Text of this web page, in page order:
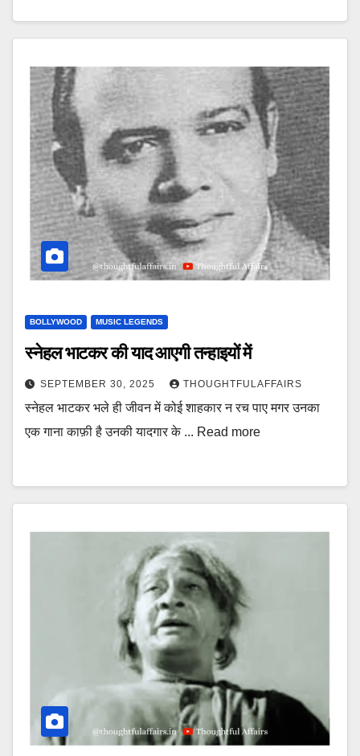
BOLLYWOOD MUSIC LEGENDS
स्नेहल भाटकर की याद आएगी तन्हाइयों में
SEPTEMBER 30, 2025 THOUGHTFULAFFAIRS
स्नेहल भाटकर भले ही जीवन में कोई शाहकार न रच पाए मगर उनका
एक गाना काफ़ी है उनकी यादगार के ... Read more